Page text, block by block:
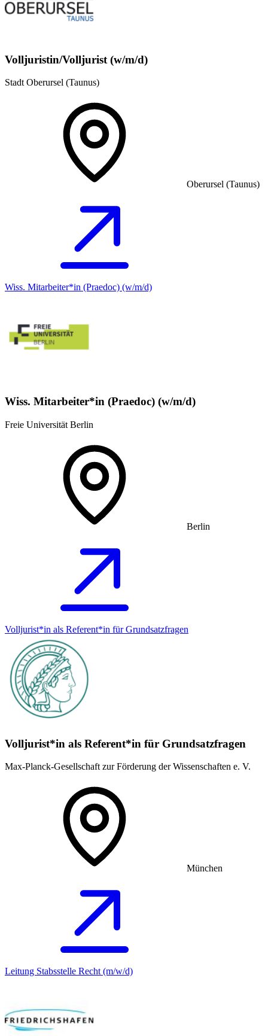
Volljuristin/Volljurist (w/m/d)
Stadt Oberursel (Taunus)
Oberursel (Taunus)
Wiss. Mitarbeiter*in (Praedoc) (w/m/d)
Wiss. Mitarbeiter*in (Praedoc) (w/m/d)
Freie Universität Berlin
Berlin
Volljurist*in als Referent*in für Grundsatz­fragen
Volljurist*in als Referent*in für Grundsatz­fragen
Max-Planck-Gesellschaft zur Förderung der Wissenschaften e. V.
München
Leitung Stabsstelle Recht (m/w/d)